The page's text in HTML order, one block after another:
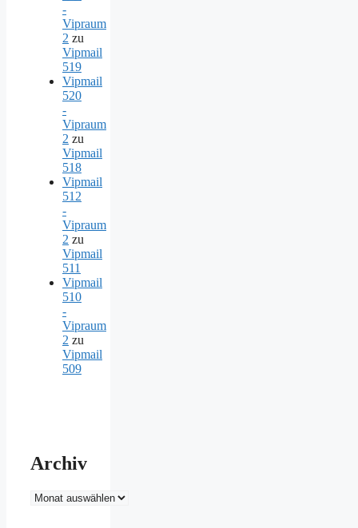
-
Vipraum
2 zu
Vipmail
519
Vipmail
520
-
Vipraum
2 zu
Vipmail
518
Vipmail
512
-
Vipraum
2 zu
Vipmail
511
Vipmail
510
-
Vipraum
2 zu
Vipmail
509
Archiv
Archiv